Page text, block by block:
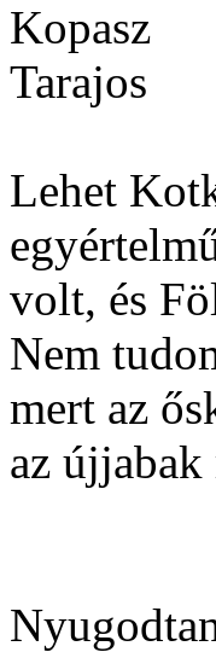
Kopasz
Tarajos
Lehet
volt, és
Nem
mert az
az újjabak